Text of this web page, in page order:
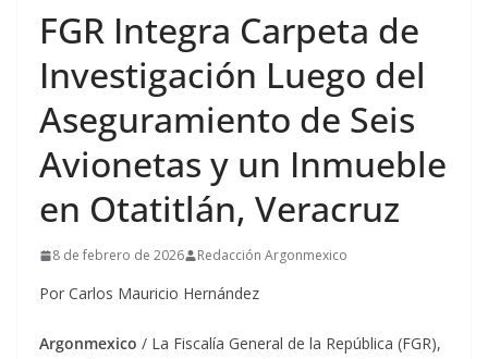
FGR Integra Carpeta de
Investigación Luego del
Aseguramiento de Seis
Avionetas y un Inmueble
en Otatitlán, Veracruz
8 de febrero de 2026 Redacción Argonmexico
Por Carlos Mauricio Hernández
Argonmexico / La Fiscalía General de la República (FGR),